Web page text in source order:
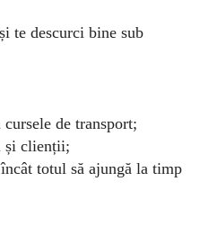
te descurci bine sub
de transport;
și clienții;
totul să ajungă la timp